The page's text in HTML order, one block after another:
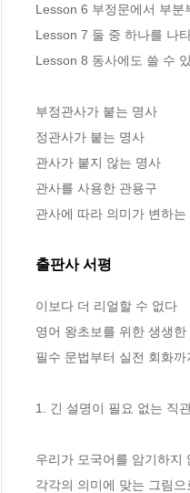
Lesson 6 부정문에서 부
Lesson 7 둘 중 하나를 나
Lesson 8 동사에도 쓸 수
부정관사가 붙는 명사
정관사가 붙는 명사
관사가 붙지 않는 명사
관사를 사용한 관용구
관사에 따라 의미가 변하는
출판사 서평
이보다 더 리얼할 수 없다
영어 왕초보를 위한 생생
필수 문법부터 실전 회화
1. 긴 설명이 필요 없는
우리가 모국어를 암기하지
각각의 의미에 맞는 그림